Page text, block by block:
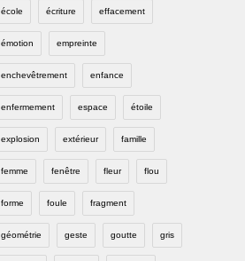
école écriture effacement
émotion empreinte
enchevêtrement enfance
enfermement espace étoile
explosion extérieur famille
femme fenêtre fleur flou
forme foule fragment
géométrie geste goutte gris